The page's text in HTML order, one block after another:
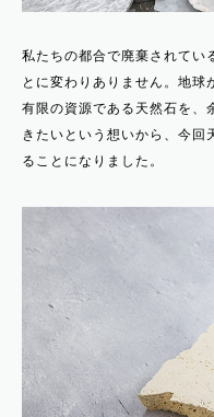
私たちの都合で廃棄されてい
とに変わりありません。地球
有限の資源である天然石を、
きたいという想いから、今回
ることになりました。